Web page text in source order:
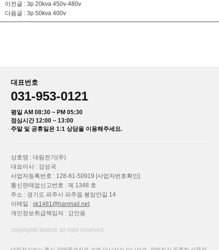
이전글 : 3p 20kva 450v-480v
다음글 : 3p 50kva 400v
대표번호
031-953-0121
평일 AM 08:30 ~ PM 05:30
점심시간 12:00 ~ 13:00
주말 및 공휴일은 1:1 상담을 이용해주세요.
상호명 : 대림전기(주)
대표이사 : 강성국
사업자등록번호 : 128-81-50919 [사업자번호확인]
통신판매업신고번호 : 제 1348 호
주소 : 경기도 파주시 파주읍 봉암안길 14
이메일 :sk1481@hanmail.net
개인정보취급책임자 : 강인용
copyright⒞astore all right reserved